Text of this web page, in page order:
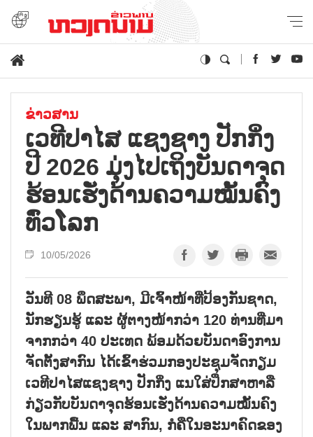
ຂ່າວສານ
ເວທີປາໄສ ແຊງຊາງ ປັກກິ່ງ
ປີ 2026 ມຸ່ງໄປເຖິງບັນດາຈຸດ
ຮ້ອນເຮັ່ງດ້ານຄວາມໝັ້ນຄົງ
ທົ່ວໂລກ
10/05/2026
ວັນ​ທີ 08 ພຶດ​ສະ​ພາ, ມີ​ເຈົ້າ​ໜ້າ​ທີ່​ປ້ອງ​ກັນ​ຊາດ,
ນັກ​ຮ​ຽນ​ຮູ້ ແລະ ຜູ້​ຕາງ​ໜ້າກວ່າ 120 ທ່ານ​ທີ່​ມາ​
ຈາກກວ່າ 40 ປະ​ເທດ ພ້ອມ​ດ້ວຍ​ບັນ​ດາ​ອົງ​ການ​
ຈັດ​ຕັ້ງ​ສາ​ກົນ ໄດ້​ເຂົ້າ​ຮ່ວມກອງ​ປະ​ຊຸມ​​ຈັດກຽມ​
ເວ​ທີ​ປາ​ໄສແຊ​ງ​ຊາງ ປັກ​ກິ່ງ ແນ​ໃສ່​ປຶກ​ສາ​ຫາ​ລື​
ກ່ຽວ​ກັບ​ບັນ​ດາ​ຈຸດ​ຮ້ອນ​ເຮັ່ງ​ດ້ານ​ຄວາມ​ໝັ້ນ​ຄົງ​
ໃນ​ພາກ​ພື້ນ ແລະ ສາ​ກົນ, ກໍ​ຄື​ໃນ​ອະ​ນາ​ຄົດ​ຂອງ​